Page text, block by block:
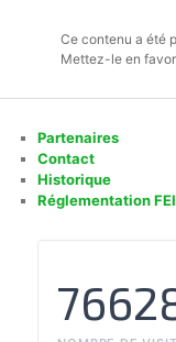
Ce contenu a été
Mettez-le en
Partenaires
Contact
Historique
Réglementation FEI